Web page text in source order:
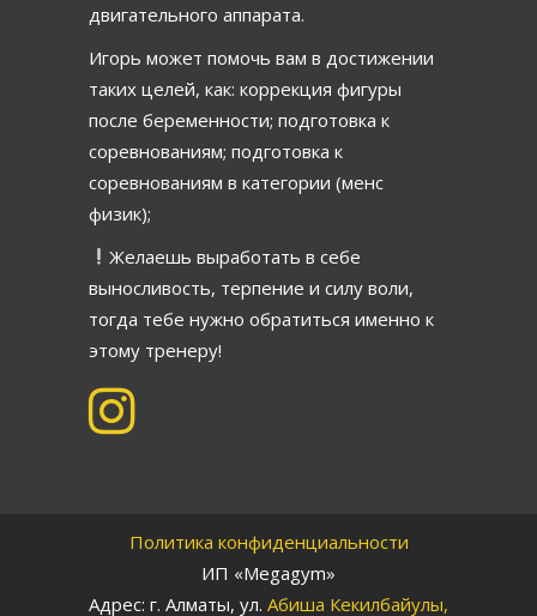
двигательного аппарата.
Игорь может помочь вам в достижении
таких целей, как: коррекция фигуры
после беременности; подготовка к
соревнованиям; подготовка к
соревнованиям в категории (менс
физик);
Желаешь выработать в себе
выносливость, терпение и силу воли,
тогда тебе нужно обратиться именно к
этому тренеру!
Политика конфиденциальности
ИП «Megagym»
Адрес: г. Алматы, ул. Абиша Кекилбайулы,